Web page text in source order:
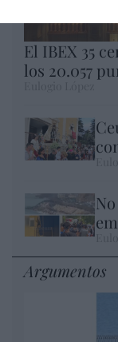
El IBEX 35
los 20.057
Argumentos